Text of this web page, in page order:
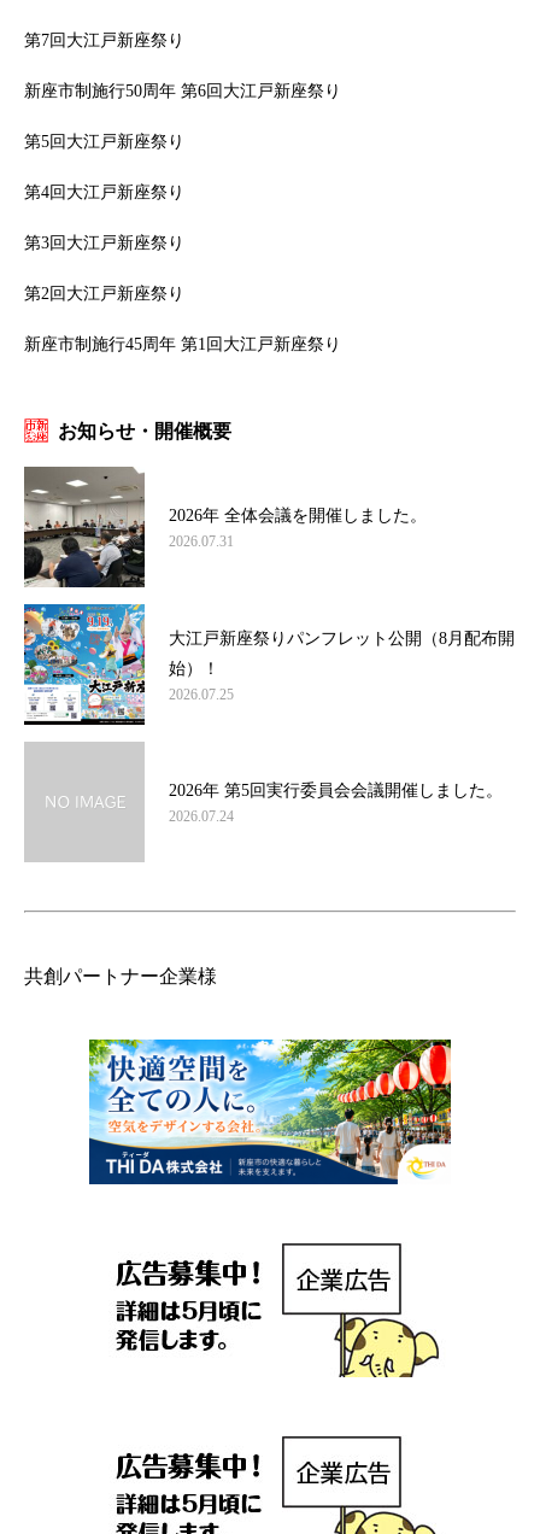
第7回大江戸新座祭り
新座市制施行50周年 第6回大江戸新座祭り
第5回大江戸新座祭り
第4回大江戸新座祭り
第3回大江戸新座祭り
第2回大江戸新座祭り
新座市制施行45周年 第1回大江戸新座祭り
お知らせ・開催概要
2026年 全体会議を開催しました。
2026.07.31
大江戸新座祭りパンフレット公開（8月配布開
始）！
2026.07.25
2026年 第5回実行委員会会議開催しました。
2026.07.24
共創パートナー企業様